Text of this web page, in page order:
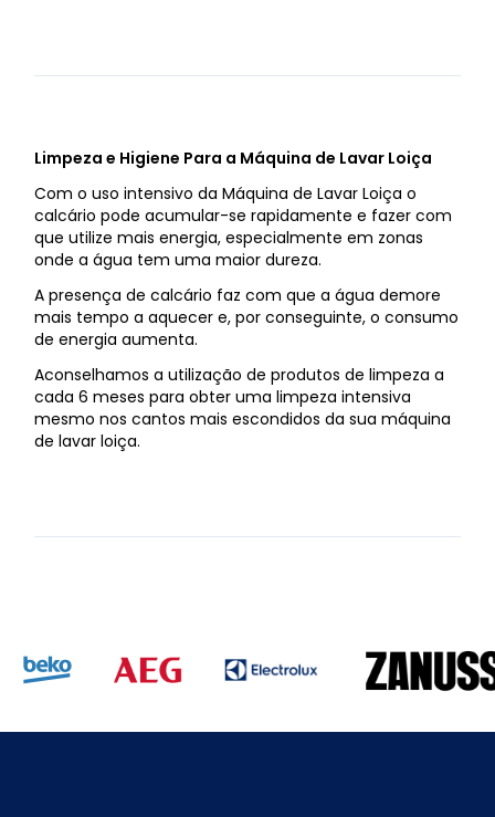
Limpeza e Higiene Para a Máquina de Lavar Loiça
Com o uso intensivo da Máquina de Lavar Loiça o
calcário pode acumular-se rapidamente e fazer com
que utilize mais energia, especialmente em zonas
onde a água tem uma maior dureza.
A presença de calcário faz com que a água demore
mais tempo a aquecer e, por conseguinte, o consumo
de energia aumenta.
Aconselhamos a utilização de produtos de limpeza a
cada 6 meses para obter uma limpeza intensiva
mesmo nos cantos mais escondidos da sua máquina
de lavar loiça.